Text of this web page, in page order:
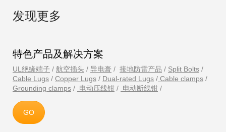
发现更多
特色产品及解决方案
UL绝缘端子 / 航空插头 / 导电膏 / 接地防雷产品 / Split Bolts /
Cable Lugs / Copper Lugs / Dual-rated Lugs / Cable clamps /
Grounding clamps / 电动压线钳 / 电动断线钳 /
GO